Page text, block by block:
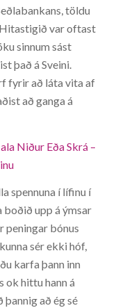
töldu
var oftast
sinnum sást
það á Sveini.
fyrir að láta vita af
að ganga á
Niður Eða Skrá –
spennuna í lífinu í
boðið upp á ýmsar
peningar bónus
sér ekki hóf,
karfa þann inn
ok hittu hann á
að ég sé